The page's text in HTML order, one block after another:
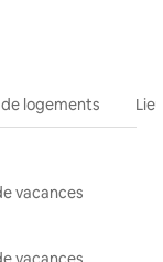
logements
vacances